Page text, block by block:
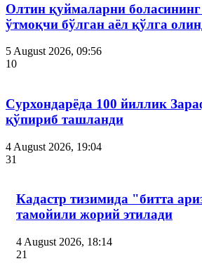
Олтин қуймаларни боласининг
ўтмоқчи бўлган аёл қўлга
5 August 2026, 09:56
10
Сурхондарёда 100 йиллик
қўпириб ташланди
4 August 2026, 19:04
31
Кадастр тизимида "битта
тамойили жорий этилади
4 August 2026, 18:14
21